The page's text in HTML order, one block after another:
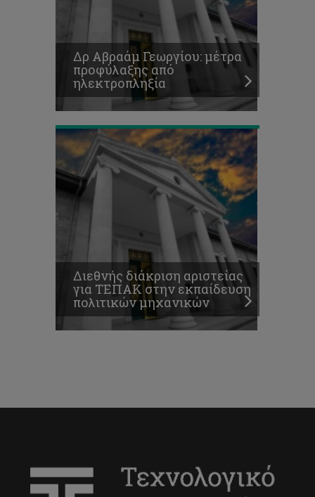
Δρ Αβραάμ Γεωργίου: μέτρα
προφύλαξης από
ηλεκτροπληξία
διάκριση
αριστείας
ΤΕΠΑΚ
στην
εκπαίδευση
πολιτικών
μηχανικών
Διεθνής διάκριση αριστείας
για ΤΕΠΑΚ στην εκπαίδευση
πολιτικών μηχανικών